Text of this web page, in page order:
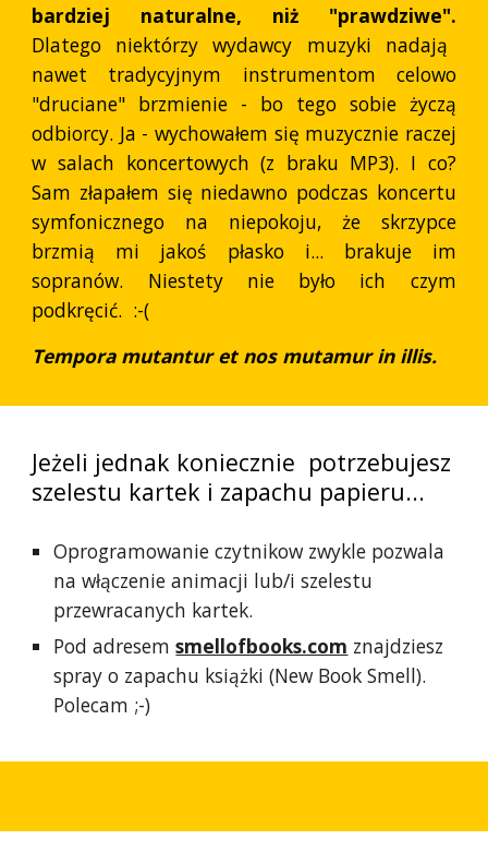
bardziej naturalne, niż "prawdziwe".
Dlatego niektórzy wydawcy muzyki nadają
nawet tradycyjnym instrumentom celowo
"druciane" brzmienie - bo tego sobie życzą
odbiorcy. Ja - wychowałem się muzycznie raczej
w salach koncertowych (z braku MP3). I co?
Sam złapałem się niedawno podczas koncertu
symfonicznego na niepokoju, że skrzypce
brzmią mi jakoś płasko i... brakuje im
sopranów. Niestety nie było ich czym
podkręcić. :-(
Tempora mutantur et nos mutamur in illis.
Jeżeli jednak koniecznie potrzebujesz
szelestu kartek i zapachu papieru...
Oprogramowanie czytnikow zwykle pozwala
na włączenie animacji lub/i szelestu
przewracanych kartek.
Pod adresemsmellofbooks.com znajdziesz
spray o zapachu książki (New Book Smell).
Polecam ;-)